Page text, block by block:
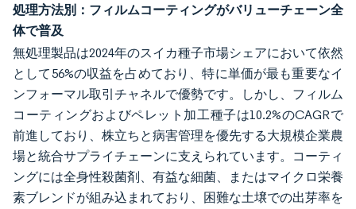
処理方法別：フィルムコーティングがバリューチェーン全
体で普及
無処理製品は2024年のスイカ種子市場シェアにおいて依然
として56%の収益を占めており、特に単価が最も重要なイ
ンフォーマル取引チャネルで優勢です。しかし、フィルム
コーティングおよびペレット加工種子は10.2%のCAGRで
前進しており、株立ちと病害管理を優先する大規模企業農
場と統合サプライチェーンに支えられています。コーティ
ングには全身性殺菌剤、有益な細菌、またはマイクロ栄養
素ブレンドが組み込まれており、困難な土壌での出芽率を